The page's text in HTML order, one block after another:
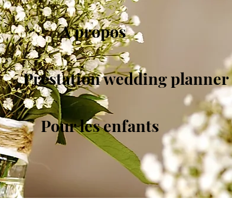
A propos
Prestation wedding planner
Pour les enfants